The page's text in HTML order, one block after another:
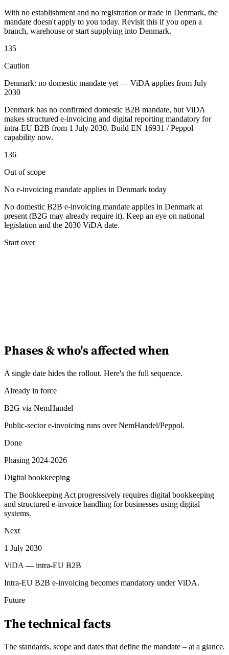
Calculateur de VAT
facturation électronique
Experts
Nos auteursDevenir contributeurChoisir un expert
With no establishment and no registration or trade in Denmark, the
mandate doesn't apply to you today. Revisit this if you open a
branch, warehouse or start supplying into Denmark.
135
Caution
Denmark: no domestic mandate yet — ViDA applies from July
2030
Denmark has no confirmed domestic B2B mandate, but ViDA
makes structured e-invoicing and digital reporting mandatory for
intra-EU B2B from 1 July 2030. Build EN 16931 / Peppol
capability now.
136
Out of scope
No e-invoicing mandate applies in Denmark today
No domestic B2B e-invoicing mandate applies in Denmark at
present (B2G may already require it). Keep an eye on national
legislation and the 2030 ViDA date.
Start over
Phases & who's affected when
A single date hides the rollout. Here's the full sequence.
Already in force
B2G via NemHandel
Public-sector e-invoicing runs over NemHandel/Peppol.
Done
Phasing 2024-2026
Digital bookkeeping
The Bookkeeping Act progressively requires digital bookkeeping
and structured e-invoice handling for businesses using digital
systems.
Next
1 July 2030
ViDA — intra-EU B2B
Intra-EU B2B e-invoicing becomes mandatory under ViDA.
Future
The technical facts
The standards, scope and dates that define the mandate – at a glance.